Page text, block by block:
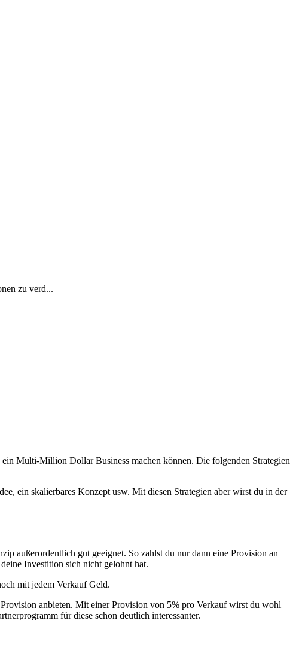
zu verd...
Multi-Million Dollar Business machen können. Die folgenden Strategien
ein skalierbares Konzept usw. Mit diesen Strategien aber wirst du in der
außerordentlich gut geeignet. So zahlst du nur dann eine Provision an
Investition sich nicht gelohnt hat.
mit jedem Verkauf Geld.
anbieten. Mit einer Provision von 5% pro Verkauf wirst du wohl
für diese schon deutlich interessanter.